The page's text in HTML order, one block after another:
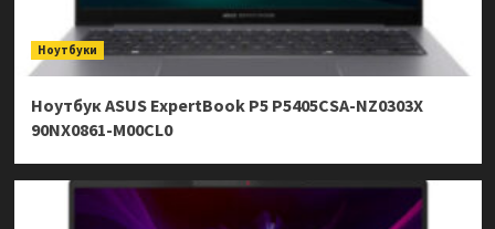
Ноутбуки
Ноутбук ASUS ExpertBook P5 P5405CSA-NZ0303X
90NX0861-M00CL0